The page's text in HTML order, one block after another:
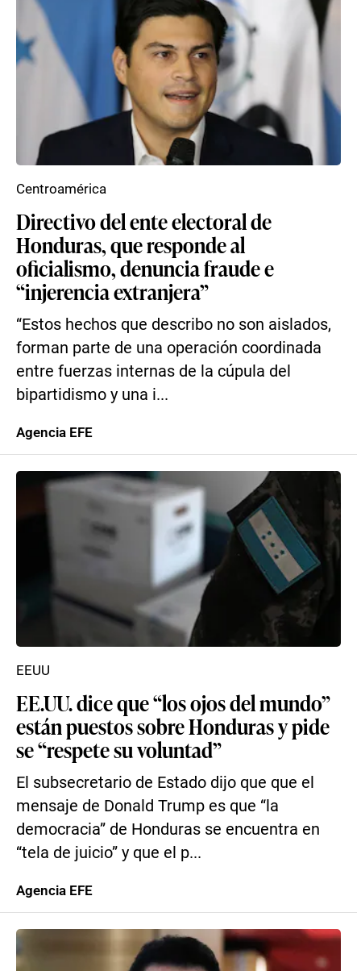
Directivo del ente electoral de
Honduras, que responde al
oficialismo, denuncia fraude e
“injerencia extranjera”
“Estos hechos que describo no son aislados,
forman parte de una operación coordinada
entre fuerzas internas de la cúpula del
bipartidismo y una i...
Centroamérica
Agencia EFE
EE.UU. dice que “los ojos del mundo”
están puestos sobre Honduras y pide
se “respete su voluntad”
El subsecretario de Estado dijo que que el
mensaje de Donald Trump es que “la
democracia” de Honduras se encuentra en
“tela de juicio” y que el p...
EEUU
Agencia EFE